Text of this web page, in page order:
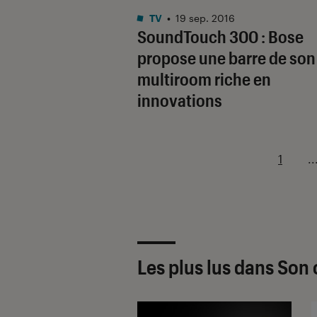
SoundTouch 300 : Bose
propose une barre de son
multiroom riche en
innovations
TV • 19 sep. 2016
1
Les plus lus dans